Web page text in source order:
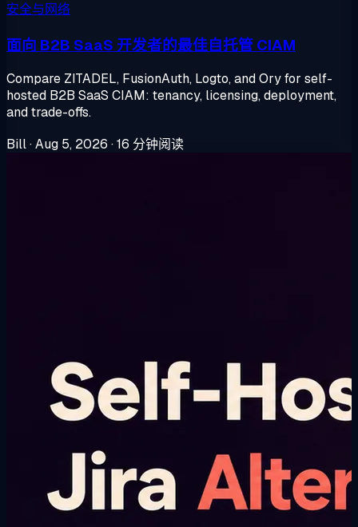
安全与网络
面向 B2B SaaS 开发者的最佳自托管 CIAM
Compare ZITADEL, FusionAuth, Logto, and Ory for self-
hosted B2B SaaS CIAM: tenancy, licensing, deployment,
and trade-offs.
Bill·Aug 5, 2026 ·16 分钟阅读